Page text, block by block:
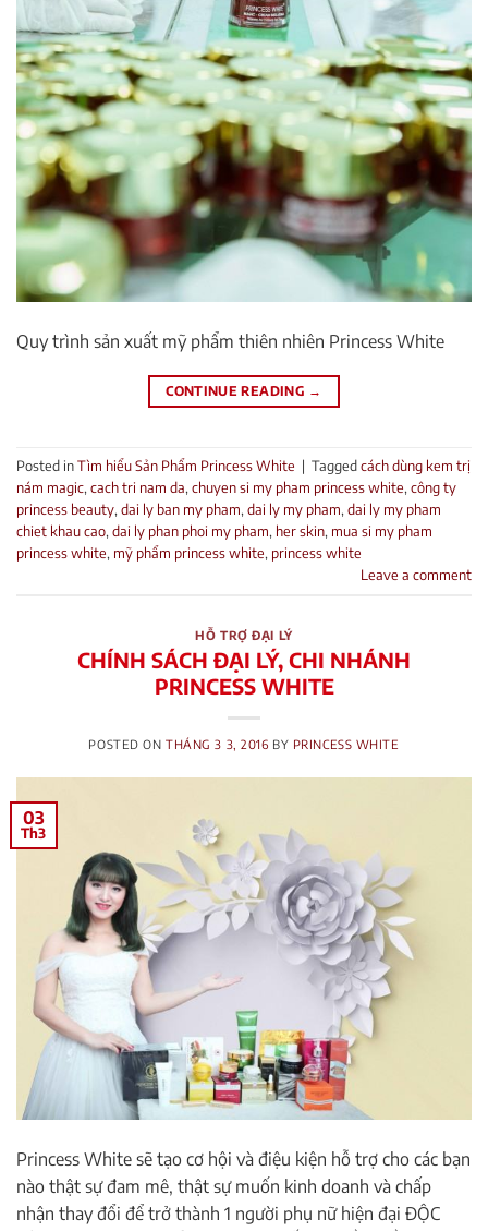
Quy trình sản xuất mỹ phẩm thiên nhiên Princess White
CONTINUE READING →
Posted inTìm hiểu Sản Phẩm Princess White | Taggedcách dùng kem trị
nám magic, cach tri nam da, chuyen si my pham princess white, công ty
princess beauty, dai ly ban my pham, dai ly my pham, dai ly my pham
chiet khau cao, dai ly phan phoi my pham, her skin, mua si my pham
princess white, mỹ phẩm princess white, princess white
Leave a comment
HỖ TRỢ ĐẠI LÝ
CHÍNH SÁCH ĐẠI LÝ, CHI NHÁNH
PRINCESS WHITE
POSTED ONTHÁNG 3 3, 2016 BY PRINCESS WHITE
03
Th3
Princess White sẽ tạo cơ hội và điệu kiện hỗ trợ cho các bạn
nào thật sự đam mê, thật sự muốn kinh doanh và chấp
nhận thay đổi để trở thành 1 người phụ nữ hiện đại ĐỘC